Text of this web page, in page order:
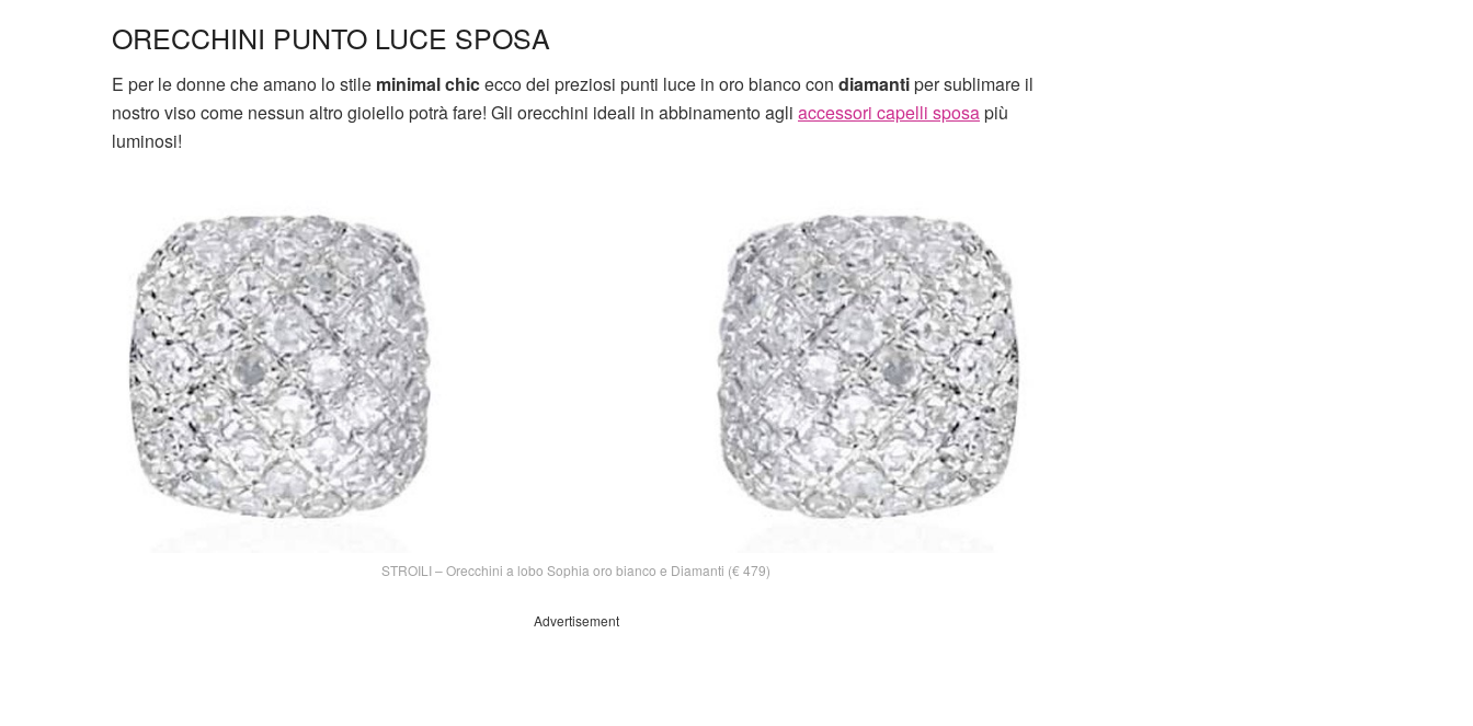
ORECCHINI PUNTO LUCE SPOSA
E per le donne che amano lo stile minimal chicecco dei preziosi punti luce in oro bianco con diamantiper sublimare il
nostro viso come nessun altro gioiello potrà fare! Gli orecchini ideali in abbinamento agli accessori capelli sposapiù
luminosi!
STROILI – Orecchini a lobo Sophia oro bianco e Diamanti (€ 479)
Advertisement